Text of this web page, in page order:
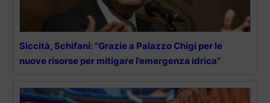
Siccità, Schifani: “Grazie a Palazzo Chigi per le
nuove risorse per mitigare l’emergenza idrica”